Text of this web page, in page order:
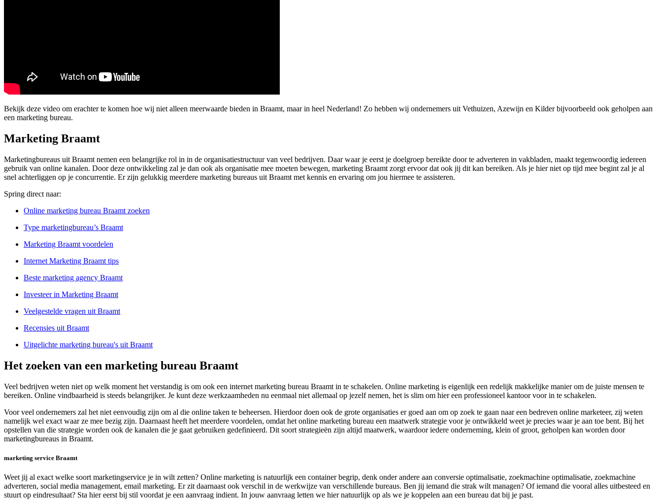
Bekijk deze video om erachter te komen hoe wij niet alleen meerwaarde bieden in Braamt, maar in heel Nederland! Zo hebben wij ondernemers uit Vethuizen, Azewijn en Kilder bijvoorbeeld ook geholpen aan
een marketing bureau.
Marketing Braamt
Marketingbureaus uit Braamt nemen een belangrijke rol in in de organisatiestructuur van veel bedrijven. Daar waar je eerst je doelgroep bereikte door te adverteren in vakbladen, maakt tegenwoordig iedereen
gebruik van online kanalen. Door deze ontwikkeling zal je dan ook als organisatie mee moeten bewegen, marketing Braamt zorgt ervoor dat ook jij dit kan bereiken. Als je hier niet op tijd mee begint zal je al
snel achterliggen op je concurrentie. Er zijn gelukkig meerdere marketing bureaus uit Braamt met kennis en ervaring om jou hiermee te assisteren.
Spring direct naar:
Online marketing bureau Braamt zoeken
Type marketingbureau’s Braamt
Marketing Braamt voordelen
Internet Marketing Braamt tips
Beste marketing agency Braamt
Investeer in Marketing Braamt
Veelgestelde vragen uit Braamt
Recensies uit Braamt
Uitgelichte marketing bureau's uit Braamt
Het zoeken van een marketing bureau Braamt
Veel bedrijven weten niet op welk moment het verstandig is om ook een internet marketing bureau Braamt in te schakelen. Online marketing is eigenlijk een redelijk makkelijke manier om de juiste mensen te
bereiken. Online vindbaarheid is steeds belangrijker. Je kunt deze werkzaamheden nu eenmaal niet allemaal op jezelf nemen, het is slim om hier een professioneel kantoor voor in te schakelen.
Voor veel ondernemers zal het niet eenvoudig zijn om al die online taken te beheersen. Hierdoor doen ook de grote organisaties er goed aan om op zoek te gaan naar een bedreven online marketeer, zij weten
namelijk wel exact waar ze mee bezig zijn. Daarnaast heeft het meerdere voordelen, omdat het online marketing bureau een maatwerk strategie voor je ontwikkeld weet je precies waar je aan toe bent. Bij het
opstellen van die strategie worden ook de kanalen die je gaat gebruiken gedefinieerd. Dit soort strategieën zijn altijd maatwerk, waardoor iedere onderneming, klein of groot, geholpen kan worden door
marketingbureaus in Braamt.
marketing service Braamt
Weet jij al exact welke soort marketingservice je in wilt zetten? Online marketing is natuurlijk een container begrip, denk onder andere aan conversie optimalisatie, zoekmachine optimalisatie, zoekmachine
adverteren, social media management, email marketing. Er zit daarnaast ook verschil in de werkwijze van verschillende bureaus. Ben jij iemand die strak wilt managen? Of iemand die vooral alles uitbesteed en
stuurt op eindresultaat? Sta hier eerst bij stil voordat je een aanvraag indient. In jouw aanvraag letten we hier natuurlijk op als we je koppelen aan een bureau dat bij je past.